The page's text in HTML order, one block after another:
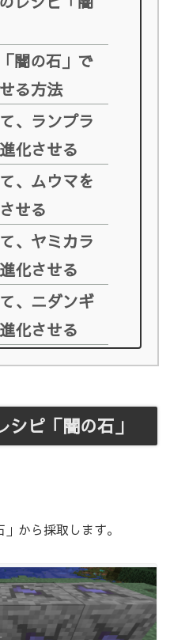
闇の石」で
る方法
、ランプラ
化させる
、ムウマを
せる
、ヤミカラ
化させる
、ニダンギ
化させる
シピ「闇の石」
から採取します。